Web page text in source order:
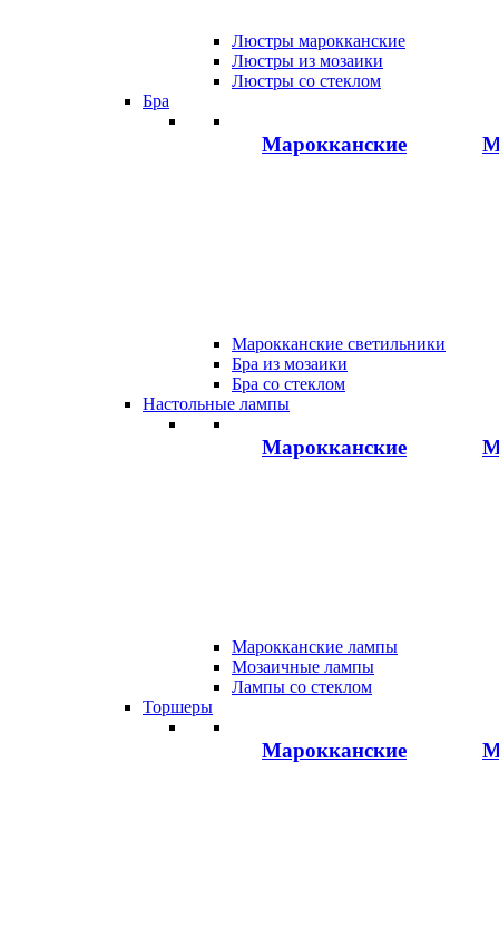
Люстры марокканские
Люстры из мозаики
Люстры со стеклом
Бра
Марокканские
Марокканские светильники
Бра из мозаики
Бра со стеклом
Настольные лампы
Марокканские
Марокканские лампы
Мозаичные лампы
Лампы со стеклом
Торшеры
Марокканские